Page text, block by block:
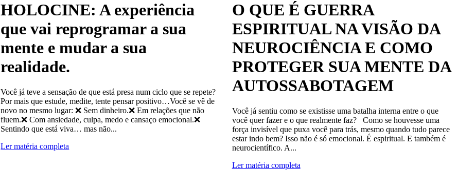
HOLOCINE: A experiência
que vai reprogramar a sua
mente e mudar a sua
realidade.
Você já teve a sensação de que está presa num ciclo que se repete?
Por mais que estude, medite, tente pensar positivo…Você se vê de
novo no mesmo lugar: ❌ Sem dinheiro.❌ Em relações que não
fluem.❌ Com ansiedade, culpa, medo e cansaço emocional.❌
Sentindo que está viva… mas não...
Ler matéria completa
O QUE É GUERRA
ESPIRITUAL NA VISÃO DA
NEUROCIÊNCIA E COMO
PROTEGER SUA MENTE DA
AUTOSSABOTAGEM
Você já sentiu como se existisse uma batalha interna entre o que
você quer fazer e o que realmente faz? Como se houvesse uma
força invisível que puxa você para trás, mesmo quando tudo parece
estar indo bem? Isso não é só emocional. É espiritual. E também é
neurocientífico. A...
Ler matéria completa